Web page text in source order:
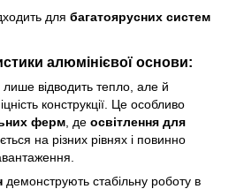
для багатоярусних систем
алюмінієвої основи:
відводить тепло, але й
конструкції. Це особливо
ферм , де освітлення для
на різних рівнях і повинно
демонструють стабільну роботу в